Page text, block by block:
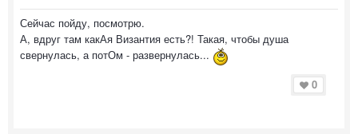
Сейчас пойду, посмотрю.
А, вдруг там какАя Византия есть?! Такая, чтобы душа
свернулась, а потОм - развернулась...
0